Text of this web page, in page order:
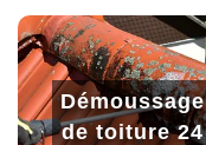
Démoussage
de toiture 24